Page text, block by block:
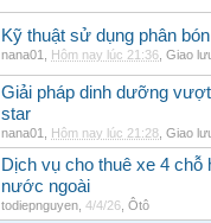
Kỹ thuật sử dụng phân
nana01 Hôm nay lúc 21:36 Giao
Giải pháp dinh dưỡng
star
nana01 Hôm nay lúc 21:28 Giao
Dịch vụ cho thuê xe 4 chỗ
nước ngoài
todiepnguyen 4/4/26 Ôtô